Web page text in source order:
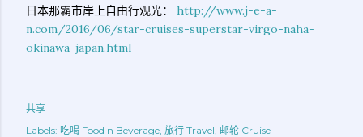
日本那霸市岸上自由行观光： http://www.j-e-a-
n.com/2016/06/star-cruises-superstar-virgo-naha-
okinawa-japan.html
共享
Labels: 吃喝 Food n Beverage 旅行 Travel 邮轮 Cruise